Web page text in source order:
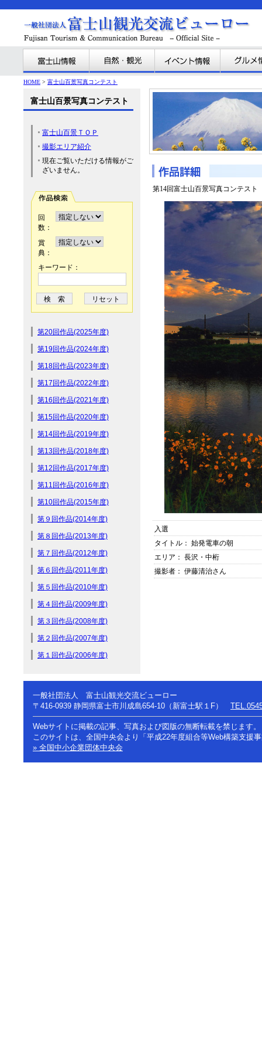
HOME > 富士山百景写真コンテスト
富士山百景写真コンテスト
富士山百景ＴＯＰ
撮影エリア紹介
現在ご覧いただける情報がご
ざいません。
回
数：
賞
典：
キーワード：
第20回作品(2025年度)
第19回作品(2024年度)
第18回作品(2023年度)
第17回作品(2022年度)
第16回作品(2021年度)
第15回作品(2020年度)
第14回作品(2019年度)
第13回作品(2018年度)
第12回作品(2017年度)
第11回作品(2016年度)
第10回作品(2015年度)
第９回作品(2014年度)
第８回作品(2013年度)
第７回作品(2012年度)
第６回作品(2011年度)
第５回作品(2010年度)
第４回作品(2009年度)
第３回作品(2008年度)
第２回作品(2007年度)
第１回作品(2006年度)
第14回富士山百景写真コンテスト
入選
タイトル： 始発電車の朝
エリア： 長沢・中桁
撮影者： 伊藤清治さん
一般社団法人 富士山観光交流ビューロー
〒416-0939 静岡県富士市川成島654-10（新富士駅１F）
Webサイトに掲載の記事、写真および図版の無断転載を禁じます。
このサイトは、全国中央会より「平成22年度組合等Web構築支援
» 全国中小企業団体中央会